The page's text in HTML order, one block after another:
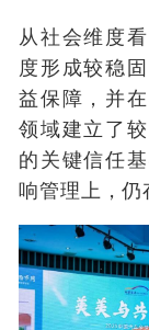
从社会维度
度形成较稳
益保障，并
领域建立了
的关键信任
响管理上，仍